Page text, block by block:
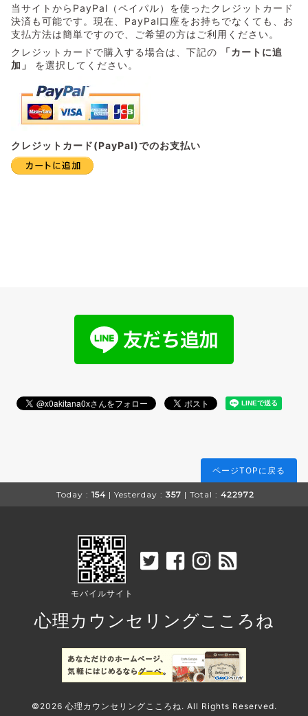
当サイトからPayPal（ペイパル）を使ったクレジットカード
決済も可能です。現在、PayPal口座をお持ちでなくても、お
支払方法は簡単ですので、ご希望の方はご利用ください。
クレジットカードで購入する場合は、下記の
「カートに追
加」
を選択してください。
クレジットカード(PayPal)でのお支払い
ページTOPに戻る
Today : 154 | Yesterday : 357 | Total : 422972
モバイルサイト
心理カウンセリングこころね
©2026 心理カウンセリングこころね. All Rights Reserved.